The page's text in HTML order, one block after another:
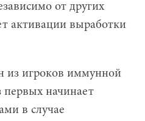
от других
активации выработки
из игроков иммунной
начинает
в случае